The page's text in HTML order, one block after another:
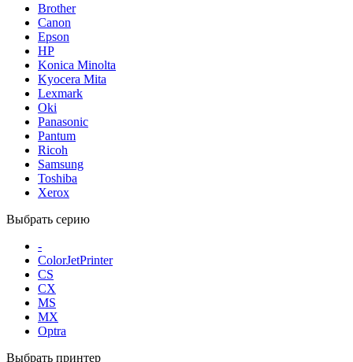
Brother
Canon
Epson
HP
Konica Minolta
Kyocera Mita
Lexmark
Oki
Panasonic
Pantum
Ricoh
Samsung
Toshiba
Xerox
Выбрать серию
-
ColorJetPrinter
CS
CX
MS
MX
Optra
Выбрать принтер